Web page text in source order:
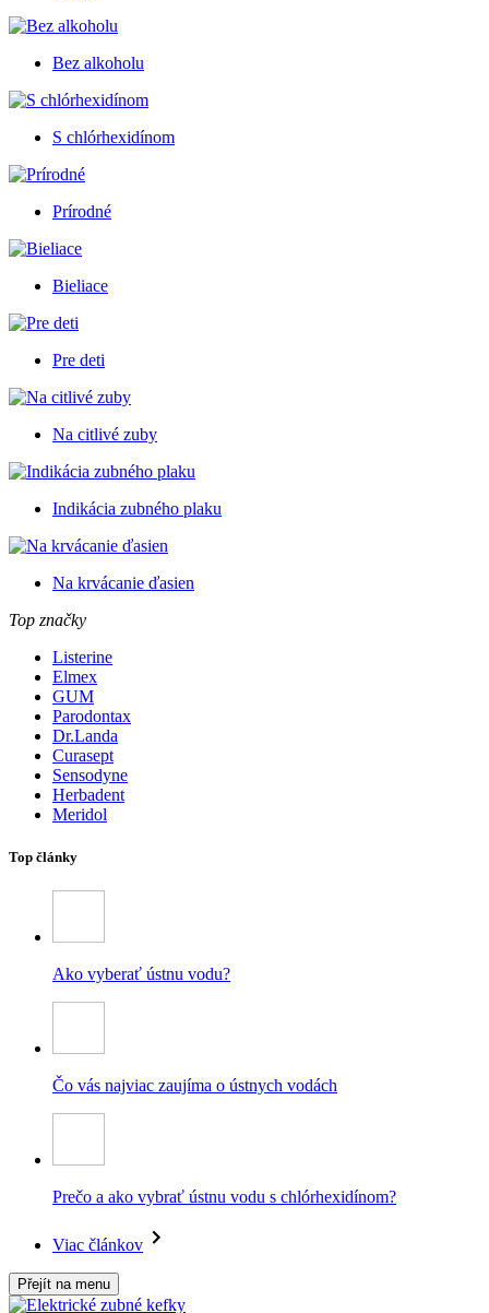
Bez alkoholu
S chlórhexidínom
Prírodné
Bieliace
Pre deti
Na citlivé zuby
Indikácia zubného plaku
Na krvácanie ďasien
Top značky
Listerine
Elmex
GUM
Parodontax
Dr.Landa
Curasept
Sensodyne
Herbadent
Meridol
Top články
Ako vyberať ústnu vodu?
Čo vás najviac zaujíma o ústnych vodách
Prečo a ako vybrať ústnu vodu s chlórhexidínom?
Viac článkov
Přejít na menu